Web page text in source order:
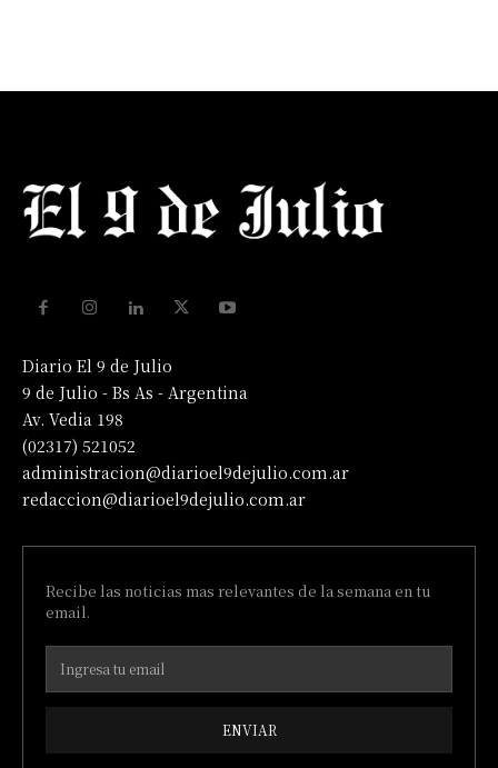
Diario El 9 de Julio
9 de Julio - Bs As - Argentina
Av. Vedia 198
(02317) 521052
administracion@diarioel9dejulio.com.ar
redaccion@diarioel9dejulio.com.ar
Recibe las noticias mas relevantes de la semana en tu
email.
ENVIAR